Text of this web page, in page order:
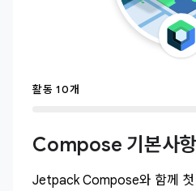
활동 10개
Compose 기본사항
Jetpack Compose와 함께 첫